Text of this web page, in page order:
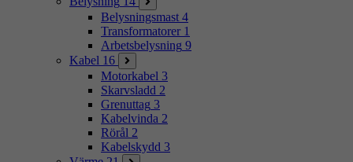
Belysningsmast 4
Transformatorer 1
Arbetsbelysning 9
Kabel 16
Motorkabel 3
Skarvsladd 2
Grenuttag 3
Kabelvinda 2
Rörål 2
Kabelskydd 3